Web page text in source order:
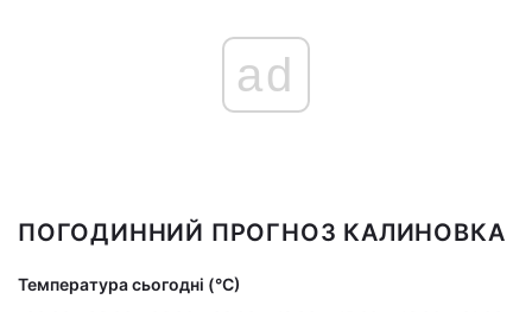
ad
ПОГОДИННИЙ ПРОГНОЗ КАЛИНОВКА
Температура сьогодні (°С)